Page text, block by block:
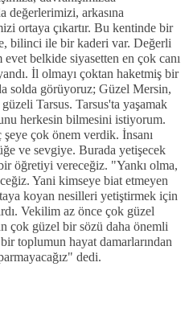
değerlerimizi, arkasına
ortaya çıkartır. Bu kentinde bir
bilinci ile bir kaderi var. Değerli
belkide siyasetten en çok canı
İl olmayı çoktan haketmiş bir
solda görüyoruz; Güzel Mersin,
Tarsus. Tarsus'ta yaşamak
herkesin bilmesini istiyorum.
çok önem verdik. İnsanı
ve sevgiye. Burada yetişecek
öğretiyi vereceğiz. "Yankı olma,
Yani kimseye biat etmeyen
koyan nesilleri yetiştirmek için
Vekilim az önce çok güzel
çok güzel bir sözü daha önemli
bir toplumun hayat damarlarından
dedi.